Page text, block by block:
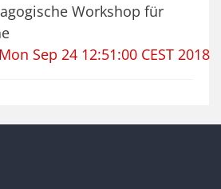
Workshop für
Mon Sep 24 12:51:00 CEST 2018